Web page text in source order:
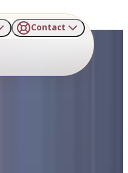
Contact